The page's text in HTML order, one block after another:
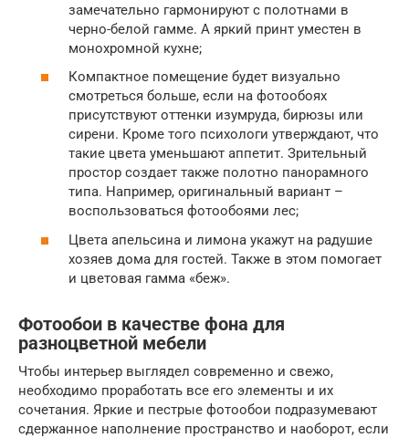
замечательно гармонируют с полотнами в
черно-белой гамме. А яркий принт уместен в
монохромной кухне;
Компактное помещение будет визуально
смотреться больше, если на фотообоях
присутствуют оттенки изумруда, бирюзы или
сирени. Кроме того психологи утверждают, что
такие цвета уменьшают аппетит. Зрительный
простор создает также полотно панорамного
типа. Например, оригинальный вариант –
воспользоваться фотообоями лес;
Цвета апельсина и лимона укажут на радушие
хозяев дома для гостей. Также в этом помогает
и цветовая гамма «беж».
Фотообои в качестве фона для
разноцветной мебели
Чтобы интерьер выглядел современно и свежо,
необходимо проработать все его элементы и их
сочетания. Яркие и пестрые фотообои подразумевают
сдержанное наполнение пространство и наоборот, если